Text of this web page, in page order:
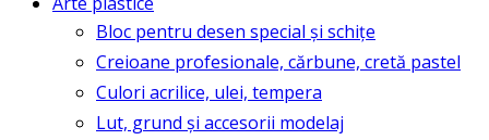
Bloc pentru desen special și schițe
Creioane profesionale, cărbune, cretă pastel
Culori acrilice, ulei, tempera
Lut, grund și accesorii modelaj